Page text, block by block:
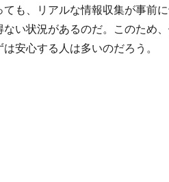
も、リアルな情報収集が事前
い状況があるのだ。このため
安心する人は多いのだろう。